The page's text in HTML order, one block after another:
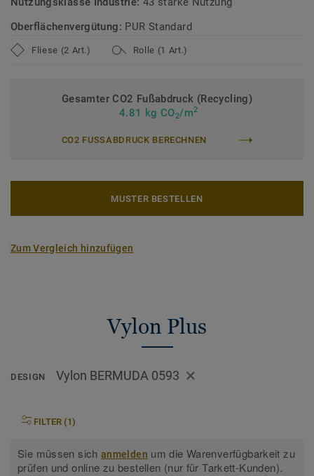
Oberflächenvergütung: PUR Standard
Fliese (2 Art.) Rolle (1 Art.)
Gesamter CO2 Fußabdruck (Recycling)
4.81 kg CO2/m2
CO2 FUSSABDRUCK BERECHNEN
MUSTER BESTELLEN
Zum Vergleich hinzufügen
Vylon Plus
DESIGN Vylon BERMUDA 0593
FILTER (1)
Sie müssen sichanmelden um die Warenverfügbarkeit zu
prüfen und online zu bestellen (nur für Tarkett-Kunden).